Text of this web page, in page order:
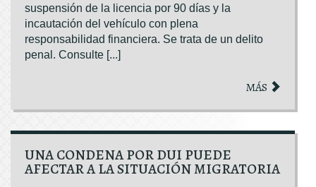
suspensión de la licencia por 90 días y la
incautación del vehículo con plena
responsabilidad financiera. Se trata de un delito
penal. Consulte [...]
MÁS
UNA CONDENA POR DUI PUEDE
AFECTAR A LA SITUACIÓN MIGRATORIA